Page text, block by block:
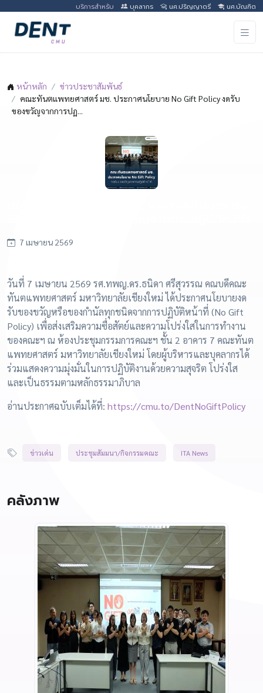
บริการสำหรับ บุคลากร นศ.ปริญญาตรี นศ.บัณฑิต
หน้าหลัก
ข่าวประชาสัมพันธ์
คณะทันตแพทยศาสตร์ มช. ประกาศนโยบาย No Gift Policy งดรับ
ของขวัญจากการปฏ...
7 เมษายน 2569
วันที่ 7 เมษายน 2569 รศ.ทพญ.ดร.ธนิดา ศรีสุวรรณ คณบดีคณะ
ทันตแพทยศาสตร์ มหาวิทยาลัยเชียงใหม่ ได้ประกาศนโยบายงด
รับของขวัญหรือของกำนัลทุกชนิดจากการปฏิบัติหน้าที่ (No Gift
Policy) เพื่อส่งเสริมความซื่อสัตย์และความโปร่งใสในการทำงาน
ของคณะฯ ณ ห้องประชุมกรรมการคณะฯ ชั้น 2 อาคาร 7 คณะทันต
แพทยศาสตร์ มหาวิทยาลัยเชียงใหม่ โดยผู้บริหารและบุคลากรได้
ร่วมแสดงความมุ่งมั่นในการปฏิบัติงานด้วยความสุจริต โปร่งใส
และเป็นธรรมตามหลักธรรมาภิบาล
อ่านประกาศฉบับเต็มได้ที่: https://cmu.to/DentNoGiftPolicy
ข่าวเด่น ประชุมสัมมนา/กิจกรรมคณะ ITA News
คลังภาพ